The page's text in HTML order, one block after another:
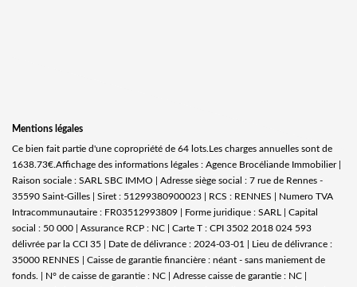
Mentions légales
Ce bien fait partie d'une copropriété de 64 lots.Les charges annuelles sont de
1638.73€.Affichage des informations légales : Agence Brocéliande Immobilier |
Raison sociale : SARL SBC IMMO | Adresse siège social : 7 rue de Rennes -
35590 Saint-Gilles | Siret : 51299380900023 | RCS : RENNES | Numero TVA
Intracommunautaire : FR03512993809 | Forme juridique : SARL | Capital
social : 50 000 | Assurance RCP : NC | Carte T : CPI 3502 2018 024 593
délivrée par la CCI 35 | Date de délivrance : 2024-03-01 | Lieu de délivrance :
35000 RENNES | Caisse de garantie financière : néant - sans maniement de
fonds. | N° de caisse de garantie : NC | Adresse caisse de garantie : NC |